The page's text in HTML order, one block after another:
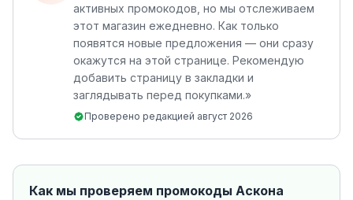
активных промокодов, но мы отслеживаем
этот магазин ежедневно. Как только
появятся новые предложения — они сразу
окажутся на этой странице. Рекомендую
добавить страницу в закладки и
заглядывать перед покупками.»
Проверено редакцией август 2026
Как мы проверяем промокоды Аскона